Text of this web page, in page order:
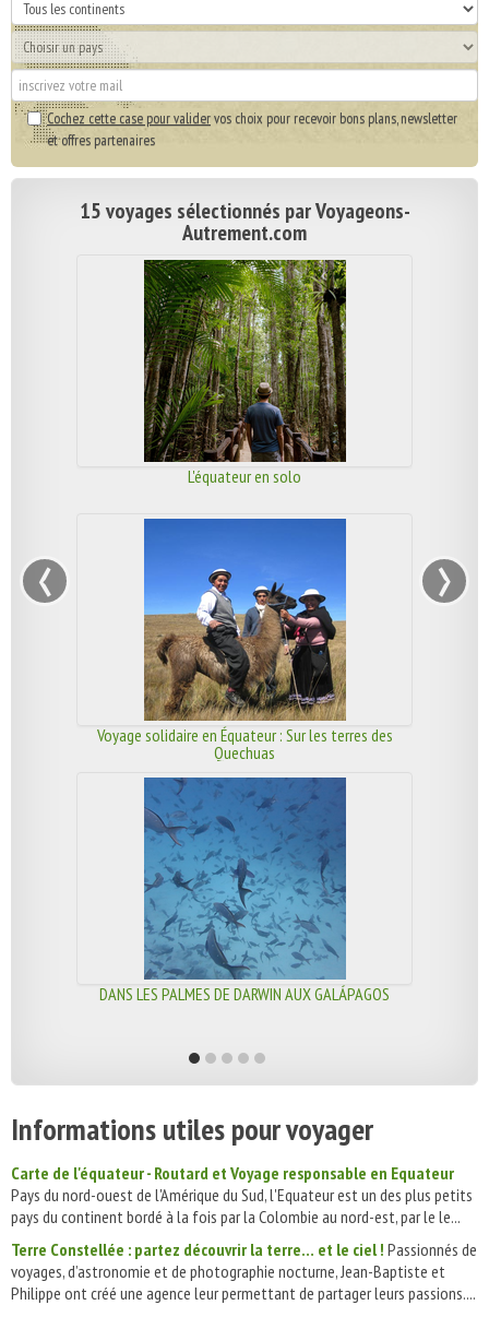
Cochez cette case pour validervos choix pour recevoir bons plans, newsletter
et offres partenaires
15 voyages sélectionnés par Voyageons-
Autrement.com
L'équateur en solo
Voyage solidaire en Équateur : Sur les terres des
Quechuas
DANS LES PALMES DE DARWIN AUX GALÁPAGOS
‹ ›
Informations utiles pour voyager
Carte de l'équateur - Routard et Voyage responsable en Equateur
Pays du nord-ouest de l'Amérique du Sud, l'Equateur est un des plus petits
pays du continent bordé à la fois par la Colombie au nord-est, par le le...
Terre Constellée : partez découvrir la terre… et le ciel ! Passionnés de
voyages, d’astronomie et de photographie nocturne, Jean-Baptiste et
Philippe ont créé une agence leur permettant de partager leurs passions....